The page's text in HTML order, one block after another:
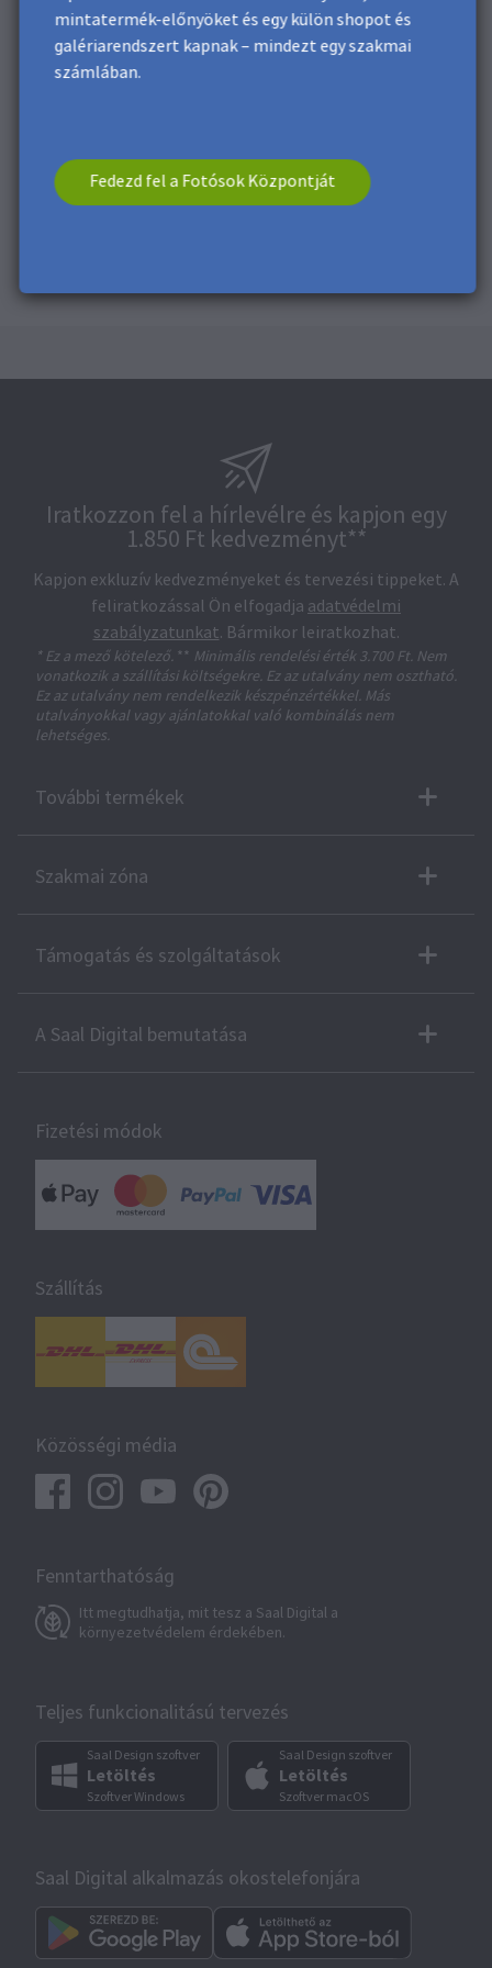
mintatermék-előnyöket és egy külön shopot és
galériarendszert kapnak – mindezt egy szakmai
számlában.
Fedezd fel a Fotósok Központját
Iratkozzon fel a hírlevélre és kapjon egy
1.850 Ft kedvezményt**
Kapjon exkluzív kedvezményeket és tervezési tippeket. A
feliratkozással Ön elfogadja adatvédelmi
szabályzatunkat. Bármikor leiratkozhat.
* Ez a mező kötelező. ** Minimális rendelési érték 3.700 Ft. Nem
vonatkozik a szállítási költségekre. Ez az utalvány nem osztható.
Ez az utalvány nem rendelkezik készpénzértékkel. Más
utalványokkal vagy ajánlatokkal való kombinálás nem
lehetséges.
További termékek
Szakmai zóna
Támogatás és szolgáltatások
A Saal Digital bemutatása
Fizetési módok
Szállítás
Közösségi média
Fenntarthatóság
Itt megtudhatja, mit tesz a Saal Digital a
környezetvédelem érdekében.
Teljes funkcionalitású tervezés
Saal Design szoftver
Letöltés
Szoftver Windows
Saal Design szoftver
Letöltés
Szoftver macOS
Saal Digital alkalmazás okostelefonjára